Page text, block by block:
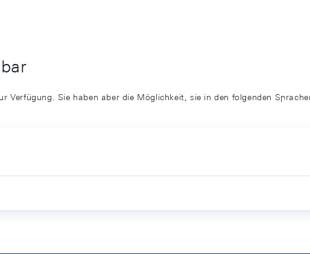
Sie haben aber die Möglichkeit, sie in den folgenden